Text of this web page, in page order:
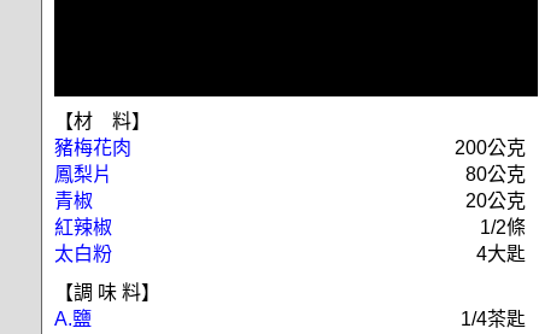
【材 料】
豬梅花肉
200公克
鳳梨片
80公克
青椒
20公克
紅辣椒
1/2條
太白粉
4大匙
【調 味 料】
A.鹽
1/4茶匙